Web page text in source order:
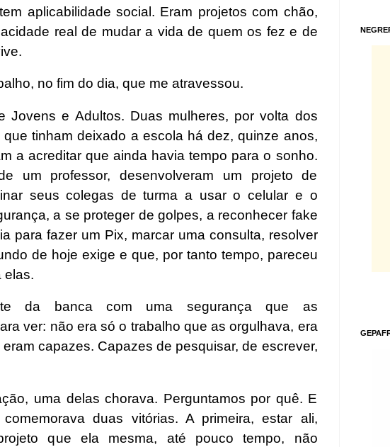
aplicabilidade social. Eram projetos com chão,
real de mudar a vida de quem os fez e de
no fim do dia, que me atravessou.
Jovens e Adultos. Duas mulheres, por volta dos
que tinham deixado a escola há dez, quinze anos,
a acreditar que ainda havia tempo para o sonho.
um professor, desenvolveram um projeto de
seus colegas de turma a usar o celular e o
a se proteger de golpes, a reconhecer fake
para fazer um Pix, marcar uma consulta, resolver
de hoje exige e que, por tanto tempo, pareceu
elas.
da banca com uma segurança que as
ver: não era só o trabalho que as orgulhava, era
capazes. Capazes de pesquisar, de escrever,
uma delas chorava. Perguntamos por quê. E
duas vitórias. A primeira, estar ali,
que ela mesma, até pouco tempo, não